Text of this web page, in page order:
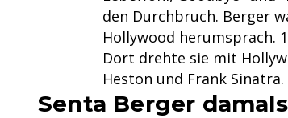
den Durchbruch. Berger
Hollywood herumsprach.
Dort drehte sie mit
Heston und Frank Sinatra.
Senta Berger damals